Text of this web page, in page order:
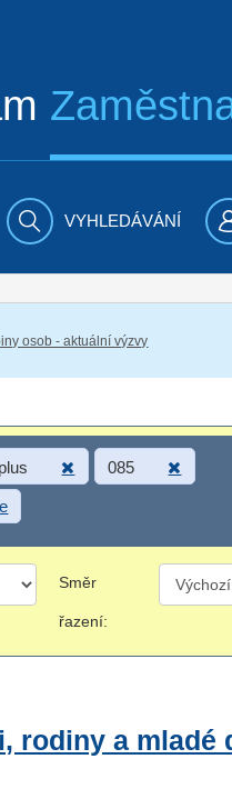
VYHLEDÁVÁNÍ
osob - aktuální výzvy
085
Směr
řazení:
rodiny a mladé